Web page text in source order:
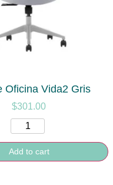
Oficina Vida2 Gris
$301.00
Add to cart